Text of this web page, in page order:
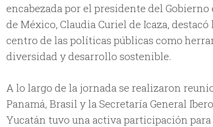
encabezada por el presidente del
de México, Claudia Curiel de Icaza,
centro de las políticas públicas como
diversidad y desarrollo sostenible.
A lo largo de la jornada se realizaron
Panamá, Brasil y la Secretaría General
Yucatán tuvo una activa participación